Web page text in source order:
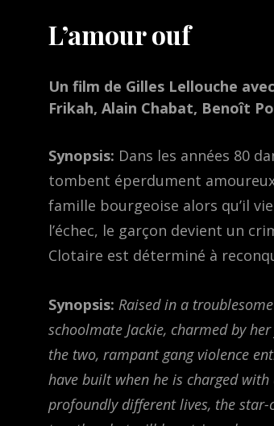
L’amour ouf
Un film de Gilles Lellouche
Frikah, Alain Chabat, Benoît
Synopsis: Dans les années 80
tombent éperdument
famille bourgeoise alors qu’il
l’échec, le garçon devient un
Clotaire est déterminé à
Synopsis: Raised in a
schoolmate Jackie, charmed by
the two, rampant gang violence
have built when he is charged
profoundly different lives, the star-